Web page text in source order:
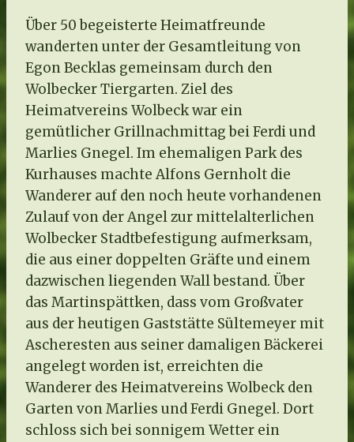
Über 50 begeisterte Heimatfreunde
wanderten unter der Gesamtleitung von
Egon Becklas gemeinsam durch den
Wolbecker Tiergarten. Ziel des
Heimatvereins Wolbeck war ein
gemütlicher Grillnachmittag bei Ferdi und
Marlies Gnegel. Im ehemaligen Park des
Kurhauses machte Alfons Gernholt die
Wanderer auf den noch heute vorhandenen
Zulauf von der Angel zur mittelalterlichen
Wolbecker Stadtbefestigung aufmerksam,
die aus einer doppelten Gräfte und einem
dazwischen liegenden Wall bestand. Über
das Martinspättken, dass vom Großvater
aus der heutigen Gaststätte Sültemeyer mit
Ascheresten aus seiner damaligen Bäckerei
angelegt worden ist, erreichten die
Wanderer des Heimatvereins Wolbeck den
Garten von Marlies und Ferdi Gnegel. Dort
schloss sich bei sonnigem Wetter ein